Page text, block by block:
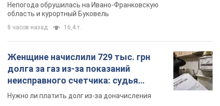
Непогода обрушилась на Ивано-Франковскую
область и курортный Буковель
8 часов назад 16,4 т.
Женщине начислили 729 тыс. грн
долга за газ из-за показаний
неисправного счетчика: судья
вынес неожиданное решение
Нужно ли платить долг из-за доначисления